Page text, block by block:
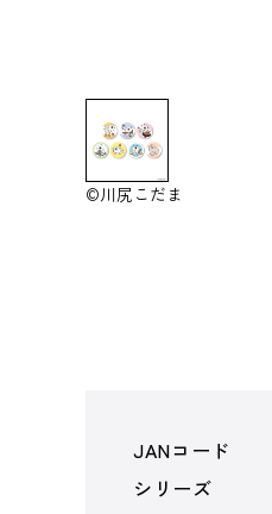
©川尻こだま
JANコード
シリーズ